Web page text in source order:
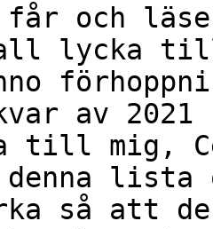
får och
lycka till
av
till mig,
lista
så att de